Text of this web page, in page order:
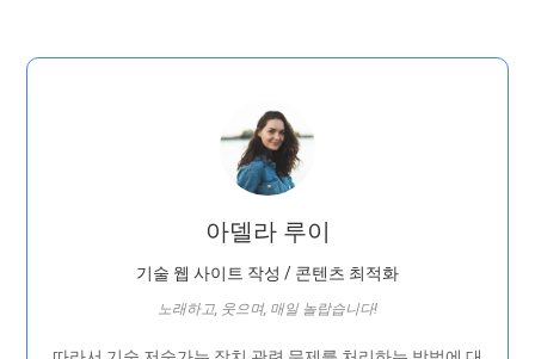
아델라 루이
기술 웹 사이트 작성 / 콘텐츠 최적화
노래하고, 웃으며, 매일 놀랍습니다!